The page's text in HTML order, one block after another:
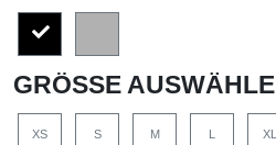
GRÖSSE AUSWÄHLEN
XS S M XL